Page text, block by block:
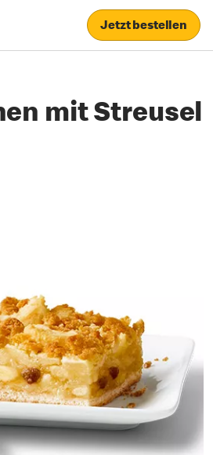
Jetzt bestellen
mit Streusel